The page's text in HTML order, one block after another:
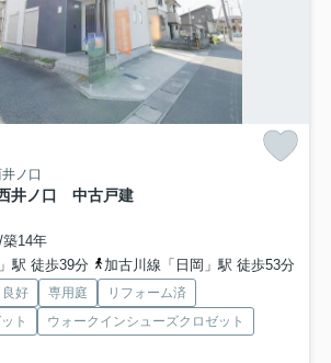
ノ口
井ノ口 中古戸建
14年
駅 徒歩39分
加古川線「日岡」駅 徒歩53分
好 専用庭
リフォーム済
ト
ウォークインシューズクロゼット